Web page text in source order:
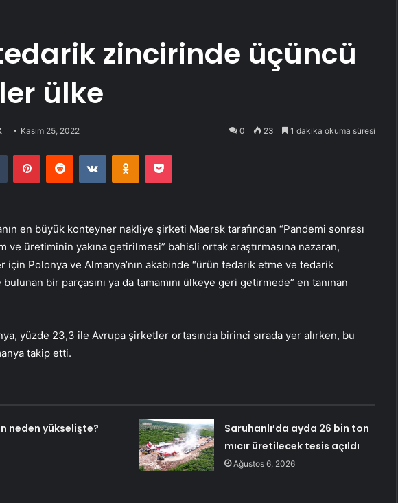
zincirinde üçüncü
ülke
Kasım 25, 2022 0 23 1 dakika okuma süresi
Tumblr PinterestReddit VKontakteOdnoklassniki
Pocket
en büyük konteyner nakliye şirketi Maersk tarafından “Pandemi sonrası
üretiminin yakına getirilmesi” bahisli ortak araştırmasına nazaran,
için Polonya ve Almanya’nın akabinde “ürün tedarik etme ve tedarik
bir parçasını ya da tamamını ülkeye geri getirmede” en tanınan
yüzde 23,3 ile Avrupa şirketler ortasında birinci sırada yer alırken, bu
takip etti.
neden yükselişte?
Saruhanlı’da ayda 26 bin ton
mıcır üretilecek tesis açıldı
Ağustos 6, 2026